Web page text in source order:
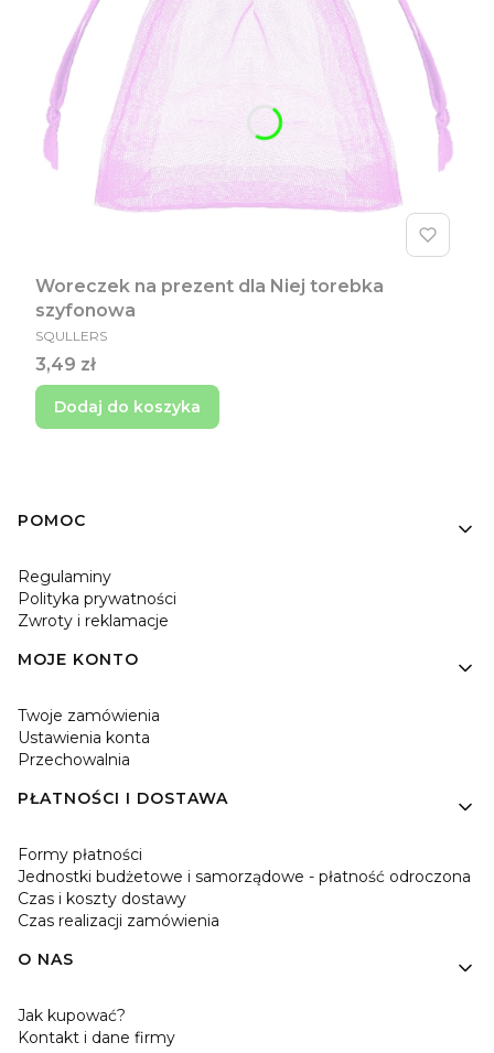
Woreczek na prezent dla Niej torebka
szyfonowa
PRODUCENT
SQULLERS
Cena
3,49 zł
Dodaj do koszyka
Linki w stopce
POMOC
Regulaminy
Polityka prywatności
Zwroty i reklamacje
MOJE KONTO
Twoje zamówienia
Ustawienia konta
Przechowalnia
PŁATNOŚCI I DOSTAWA
Formy płatności
Jednostki budżetowe i samorządowe - płatność odroczona
Czas i koszty dostawy
Czas realizacji zamówienia
O NAS
Jak kupować?
Kontakt i dane firmy